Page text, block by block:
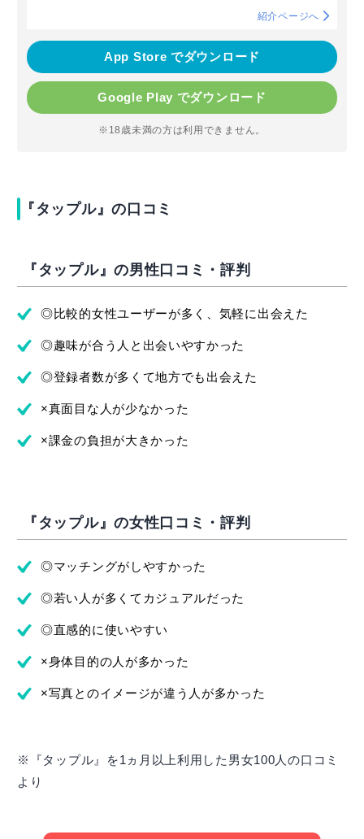
紹介ページへ
App Store でダウンロード
Google Play でダウンロード
※18歳未満の方は利用できません。
『タップル』の口コミ
『タップル』の男性口コミ・評判
◎比較的女性ユーザーが多く、気軽に出会えた
◎趣味が合う人と出会いやすかった
◎登録者数が多くて地方でも出会えた
×真面目な人が少なかった
×課金の負担が大きかった
『タップル』の女性口コミ・評判
◎マッチングがしやすかった
◎若い人が多くてカジュアルだった
◎直感的に使いやすい
×身体目的の人が多かった
×写真とのイメージが違う人が多かった
※『タップル』を1ヵ月以上利用した男女100人の口コミ
より